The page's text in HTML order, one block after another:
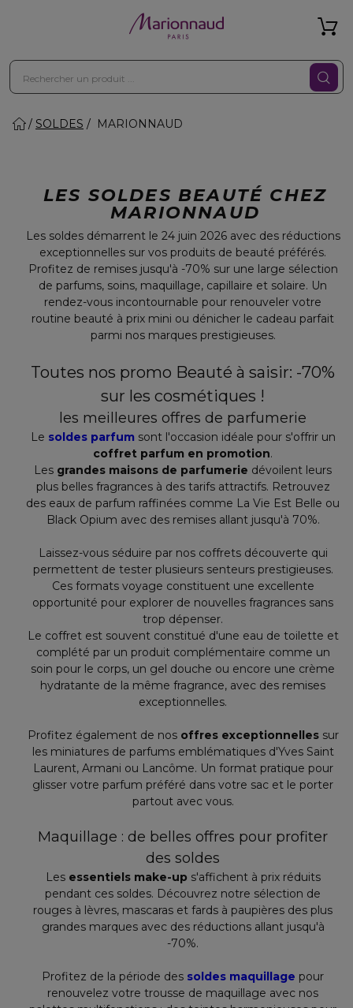
SOLDES MARIONNAUD
LES SOLDES BEAUTÉ CHEZ
MARIONNAUD
Les soldes démarrent le 24 juin 2026 avec des réductions
exceptionnelles sur vos produits de beauté préférés.
Profitez de remises jusqu'à -70% sur une large sélection
de parfums, soins, maquillage, capillaire et solaire. Un
rendez-vous incontournable pour renouveler votre
routine beauté à prix mini ou dénicher le cadeau parfait
parmi nos marques prestigieuses.
Toutes nos promo Beauté à saisir: -70%
sur les cosmétiques !
les meilleures offres de parfumerie
Le soldes parfum sont l'occasion idéale pour s'offrir un
coffret parfum en promotion.
Les grandes maisons de parfumerie dévoilent leurs
plus belles fragrances à des tarifs attractifs. Retrouvez
des eaux de parfum raffinées comme La Vie Est Belle ou
Black Opium avec des remises allant jusqu'à 70%.
Laissez-vous séduire par nos coffrets découverte qui
permettent de tester plusieurs senteurs prestigieuses.
Ces formats voyage constituent une excellente
opportunité pour explorer de nouvelles fragrances sans
trop dépenser.
Le coffret est souvent constitué d'une eau de toilette et
complété par un produit complémentaire comme un
soin pour le corps, un gel douche ou encore une crème
hydratante de la même fragrance, avec des remises
exceptionnelles.
Profitez également de nos offres exceptionnellessur
les miniatures de parfums emblématiques d'Yves Saint
Laurent, Armani ou Lancôme. Un format pratique pour
glisser votre parfum préféré dans votre sac et le porter
partout avec vous.
Maquillage : de belles offres pour profiter
des soldes
Les essentiels make-up s'affichent à prix réduits
pendant ces soldes. Découvrez notre sélection de
rouges à lèvres, mascaras et fards à paupières des plus
grandes marques avec des réductions allant jusqu'à
-70%.
Profitez de la période des soldes maquillage pour
renouvelez votre trousse de maquillage avec nos